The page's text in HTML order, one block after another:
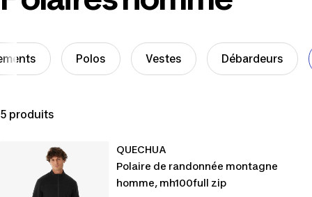
Polos Vestes Débardeurs
5 produits
QUECHUA
Polaire de randonnée montagne
homme, mh100full zip